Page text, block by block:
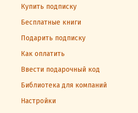
Купить подписку
Бесплатные книги
Подарить подписку
Как оплатить
Ввести подарочный код
Библиотека для компаний
Настройки